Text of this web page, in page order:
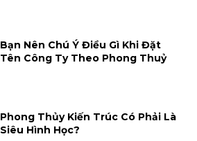
Bạn Nên Chú Ý Điều Gì Khi Đặt
Tên Công Ty Theo Phong Thuỷ
Phong Thủy Kiến Trúc Có Phải Là
Siêu Hình Học?